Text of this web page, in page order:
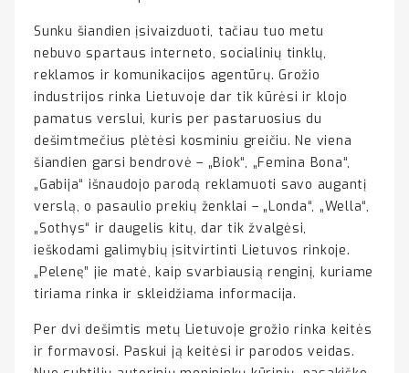
Sunku šiandien įsivaizduoti, tačiau tuo metu
nebuvo spartaus interneto, socialinių tinklų,
reklamos ir komunikacijos agentūrų. Grožio
industrijos rinka Lietuvoje dar tik kūrėsi ir klojo
pamatus verslui, kuris per pastaruosius du
dešimtmečius plėtėsi kosminiu greičiu. Ne viena
šiandien garsi bendrovė – „Biok“, „Femina Bona“,
„Gabija“ išnaudojo parodą reklamuoti savo augantį
verslą, o pasaulio prekių ženklai – „Londa“, „Wella“,
„Sothys“ ir daugelis kitų, dar tik žvalgėsi,
ieškodami galimybių įsitvirtinti Lietuvos rinkoje.
„Pelenę” jie matė, kaip svarbiausią renginį, kuriame
tiriama rinka ir skleidžiama informacija.
Per dvi dešimtis metų Lietuvoje grožio rinka keitės
ir formavosi. Paskui ją keitėsi ir parodos veidas.